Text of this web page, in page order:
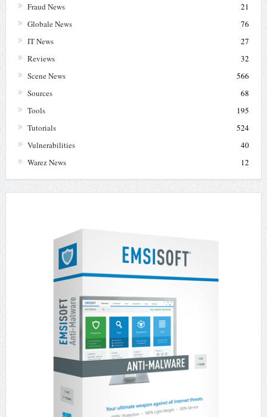
Fraud News
21
Globale News
76
IT News
27
Reviews
32
Scene News
566
Sources
68
Tools
195
Tutorials
524
Vulnerabilities
40
Warez News
12